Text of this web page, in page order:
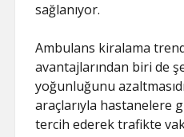
sağlanıyor.
Ambulans kiralama
avantajlarından biri de
yoğunluğunu
araçlarıyla hastanelere
tercih ederek trafikte